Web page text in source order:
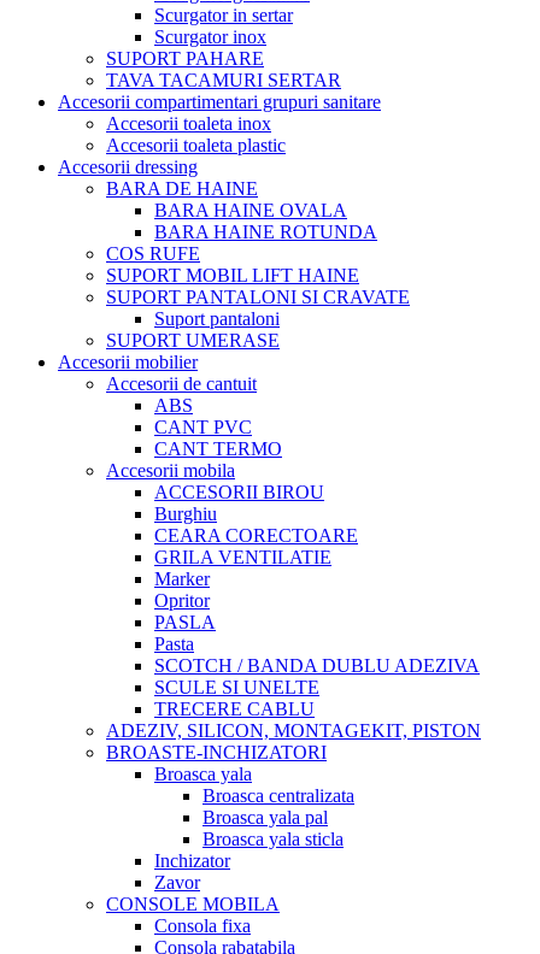
Scurgator in sertar
Scurgator inox
SUPORT PAHARE
TAVA TACAMURI SERTAR
Accesorii compartimentari grupuri sanitare
Accesorii toaleta inox
Accesorii toaleta plastic
Accesorii dressing
BARA DE HAINE
BARA HAINE OVALA
BARA HAINE ROTUNDA
COS RUFE
SUPORT MOBIL LIFT HAINE
SUPORT PANTALONI SI CRAVATE
Suport pantaloni
SUPORT UMERASE
Accesorii mobilier
Accesorii de cantuit
ABS
CANT PVC
CANT TERMO
Accesorii mobila
ACCESORII BIROU
Burghiu
CEARA CORECTOARE
GRILA VENTILATIE
Marker
Opritor
PASLA
Pasta
SCOTCH / BANDA DUBLU ADEZIVA
SCULE SI UNELTE
TRECERE CABLU
ADEZIV, SILICON, MONTAGEKIT, PISTON
BROASTE-INCHIZATORI
Broasca yala
Broasca centralizata
Broasca yala pal
Broasca yala sticla
Inchizator
Zavor
CONSOLE MOBILA
Consola fixa
Consola rabatabila